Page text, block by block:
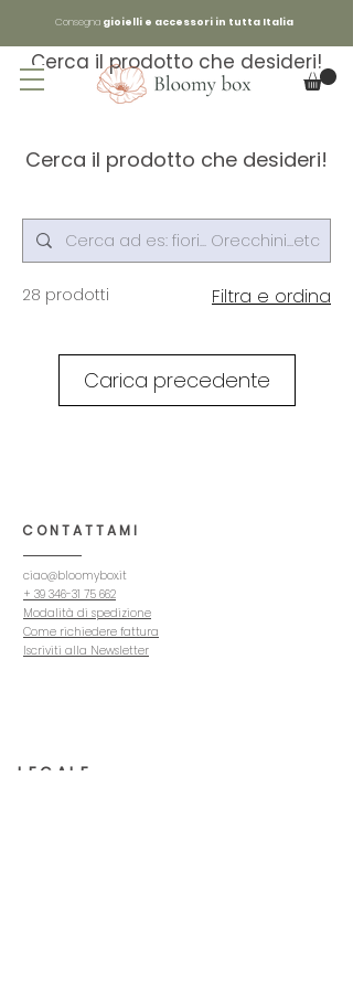
Consegna gioielli e accessori in tutta Italia
Cerca il prodotto che desideri!
Cerca il prodotto che desideri!
28 prodotti Filtra e ordina
Carica precedente
CONTATTAMI
ciao@bloomybox.it
+ 39 346-31 75 662
Modalità di spedizione
Come richiedere fattura
Iscriviti alla Newsletter
LEGALE